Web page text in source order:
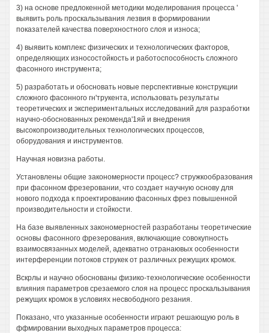
3) на основе предлокенной методики моделирования процесса '
выявить роль проскальзывания лезвия в формировании
показателей качества поверхностного слоя и износа;
4) выявить комплекс физических и технологических факторов,
определяющих износостойкость и работоспособность сложного
фасонного инструмента;
5) разработать и обосновать новые перспективные конструкции
сложного фасонного гн'трукента, использовать результаты
теоретических и экспериментальных исследований для разработки
научно-обоснованных рекоменда'1яй и внедрения
высокопроизводительных технологических процессов,
оборудования и инструментов.
Научная новизна работы.
Установлены общие закономерности процесс? стружкообразования
при фасонном фрезеровании, что создает научную основу для
нового подхода к проектированию фасонных фрез повышенной
производительности и стойкости.
На базе выявленных закономерностей разработаны теоретические
основы фасонного фрезерования, включающие совокупность
взаимосвязанных моделей, адекватно отранаювых особенности
интерференции потоков струкек от различных режущих кромок.
Вскрлы и научно обоснованы физико-технологические особенности
влияния параметров срезаемого слоя на процесс проскальзывания
режущих кромок в условиях несвободного резания.
Показано, что указанные особенности играют решающую роль в
ффмировании выходных параметров процесса: